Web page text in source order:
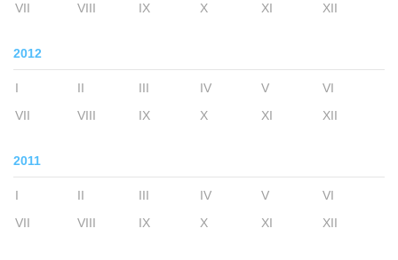
VII
VIII IX X XI XII
2012
I II III IV V
VI
VII
VIII IX X XI XII
2011
I II III IV V
VI
VII
VIII IX X XI XII